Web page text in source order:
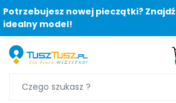
Potrzebujesz nowej pieczątki? Znajdź
idealny model!